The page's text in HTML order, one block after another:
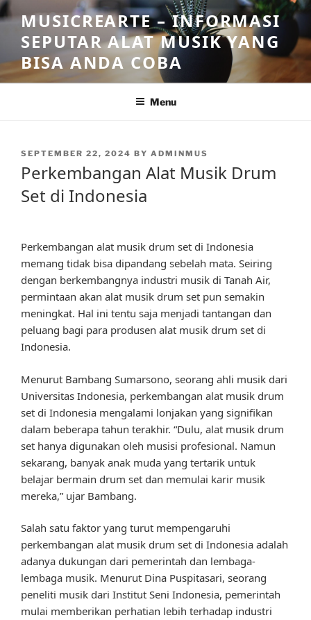
Skip
to
content
MUSICREARTE – INFORMASI
SEPUTAR ALAT MUSIK YANG
BISA ANDA COBA
Menu
POSTED
SEPTEMBER 22, 2024 BY ADMINMUS
Perkembangan Alat Musik Drum
Set di Indonesia
Perkembangan alat musik drum set di Indonesia
memang tidak bisa dipandang sebelah mata. Seiring
dengan berkembangnya industri musik di Tanah Air,
permintaan akan alat musik drum set pun semakin
meningkat. Hal ini tentu saja menjadi tantangan dan
peluang bagi para produsen alat musik drum set di
Indonesia.
Menurut Bambang Sumarsono, seorang ahli musik dari
Universitas Indonesia, perkembangan alat musik drum
set di Indonesia mengalami lonjakan yang signifikan
dalam beberapa tahun terakhir. “Dulu, alat musik drum
set hanya digunakan oleh musisi profesional. Namun
sekarang, banyak anak muda yang tertarik untuk
belajar bermain drum set dan memulai karir musik
mereka,” ujar Bambang.
Salah satu faktor yang turut mempengaruhi
perkembangan alat musik drum set di Indonesia adalah
adanya dukungan dari pemerintah dan lembaga-
lembaga musik. Menurut Dina Puspitasari, seorang
peneliti musik dari Institut Seni Indonesia, pemerintah
mulai memberikan perhatian lebih terhadap industri